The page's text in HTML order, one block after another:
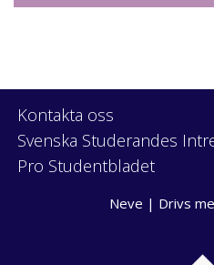
Kontakta oss
Svenska Studerandes
Pro Studentbladet
Neve | Drivs